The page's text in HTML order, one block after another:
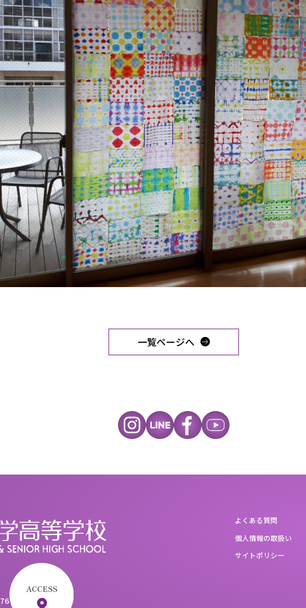
一覧ページへ
よくある質問
個人情報の取扱い
サイトポリシー